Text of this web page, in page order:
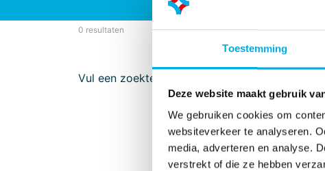
Toestemming
Deze website maakt gebruik
We gebruiken cookies om
websiteverkeer te analyseren.
media, adverteren en analyse.
verstrekt of die ze hebben
0 resultaten
Vul een zoekterm in a.u.b.